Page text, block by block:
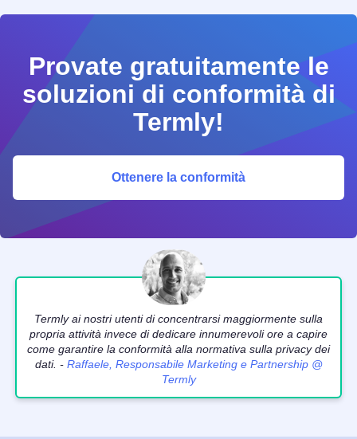
Provate gratuitamente le
soluzioni di conformità di
Termly!
Ottenere la conformità
Termly ai nostri utenti di concentrarsi maggiormente sulla
propria attività invece di dedicare innumerevoli ore a capire
come garantire la conformità alla normativa sulla privacy dei
dati. - Raffaele, Responsabile Marketing e Partnership @
Termly